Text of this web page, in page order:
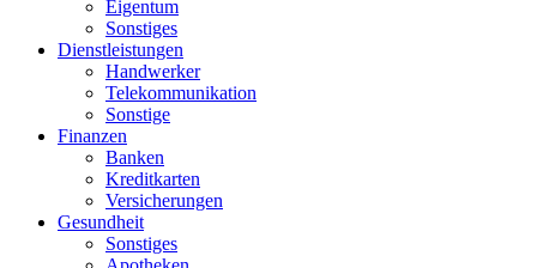
Eigentum
Sonstiges
Dienstleistungen
Handwerker
Telekommunikation
Sonstige
Finanzen
Banken
Kreditkarten
Versicherungen
Gesundheit
Sonstiges